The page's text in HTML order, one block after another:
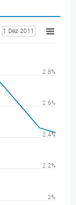
1 Dez 2011
2%
2.2%
2.4%
2.6%
2.8%